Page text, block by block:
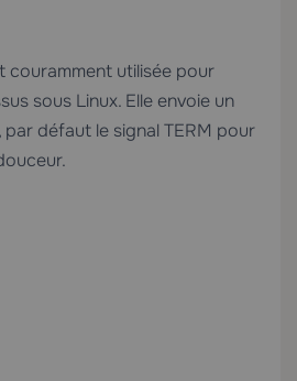
couramment utilisée pour
sous Linux. Elle envoie un
défaut le signal TERM pour